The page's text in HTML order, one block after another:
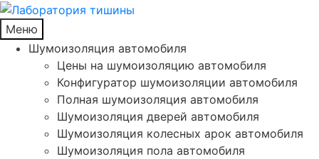
Меню
Шумоизоляция автомобиля
Цены на шумоизоляцию автомобиля
Конфигуратор шумоизоляции автомобиля
Полная шумоизоляция автомобиля
Шумоизоляция дверей автомобиля
Шумоизоляция колесных арок автомобиля
Шумоизоляция пола автомобиля